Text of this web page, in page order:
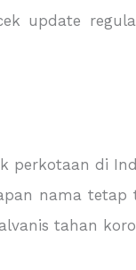
update
perkotaan di
nama tetap
tahan